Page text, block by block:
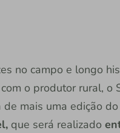
no campo e longo
o produtor rural, o
de mais uma edição do
que será realizado